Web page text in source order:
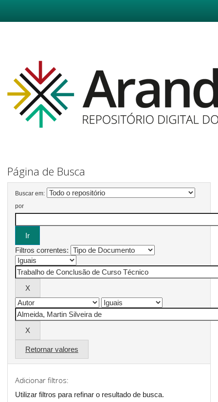
Página de Busca
Buscar em:
por
Filtros correntes:
Retornar valores
Adicionar filtros:
Utilizar filtros para refinar o resultado de busca.